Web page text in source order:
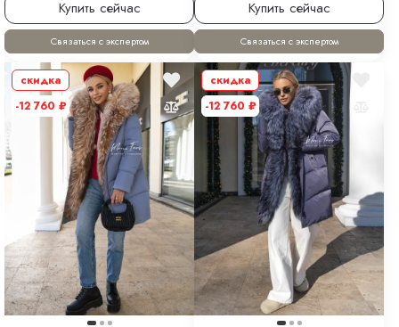
Купить сейчас
Связаться с экспертом
Купить сейчас
Связаться с экспертом
скидка
-12 760 ₽
скидка
-12 760 ₽